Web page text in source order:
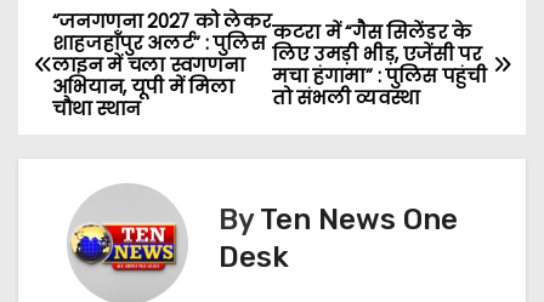
P
o
कटरा में “गैस सिलेंडर के
लिए उमड़ी भीड़, एजेंसी पर
मचा हंगामा” : पुलिस पहुंची
तो संभली व्यवस्था
“जनगणना 2027 को लेकर
शाहजहाँपुर अलर्ट” : पुलिस
लाइन में चला स्वगणना
अभियान, यूपी में मिला
चौथा स्थान
ByTen News One
Desk